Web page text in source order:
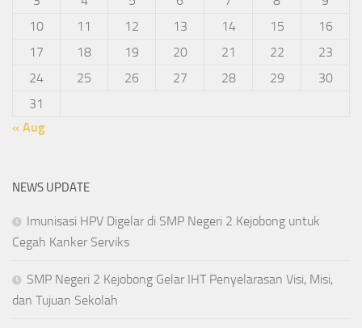
10
11 12 13 14 15
16
17
18 19 20 21 22
23
24
25 26 27 28 29
30
31
« Aug
NEWS UPDATE
Imunisasi HPV Digelar di SMP Negeri 2 Kejobong untuk
Cegah Kanker Serviks
SMP Negeri 2 Kejobong Gelar IHT Penyelarasan Visi, Misi,
dan Tujuan Sekolah